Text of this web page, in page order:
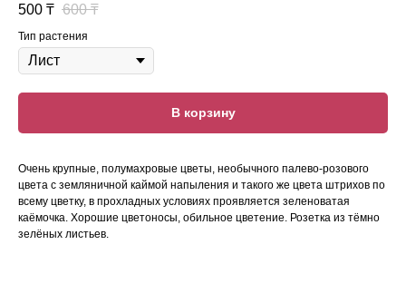
500 ₸ 600 ₸
Тип растения
В корзину
Очень крупные, полумахровые цветы, необычного палево-розового
цвета с земляничной каймой напыления и такого же цвета штрихов по
всему цветку, в прохладных условиях проявляется зеленоватая
каёмочка. Хорошие цветоносы, обильное цветение. Розетка из тёмно
зелёных листьев.